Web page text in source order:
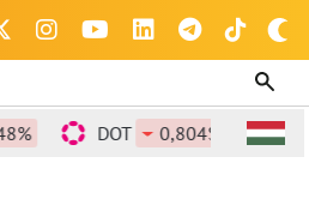
DOT 0,804$ -1,98%